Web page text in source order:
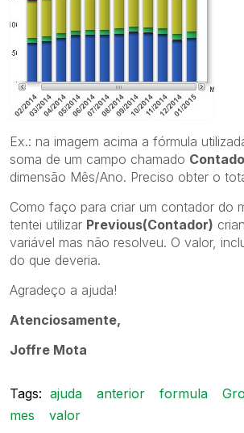
Ex.: na imagem acima a fórmula
soma de um campo chamado
dimensão Mês/Ano. Preciso obter o
Como faço para criar um contador do
tentei utilizar Previous(Contador)
variável mas não resolveu. O valor,
do que deveria.
Agradeço a ajuda!
Atenciosamente,
Joffre Mota
Tags: ajuda anterior formula
mes
valor